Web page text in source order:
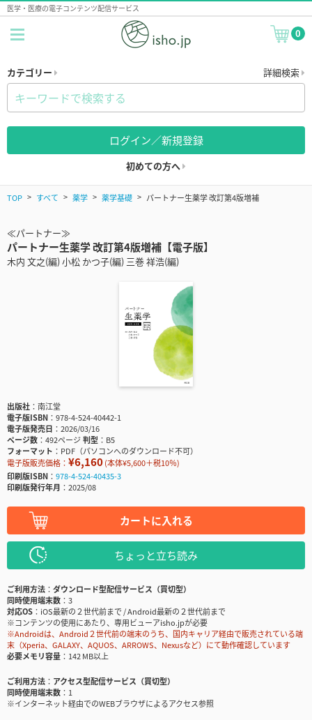
医学・医療の電子コンテンツ配信サービス
0
カテゴリー 詳細検索
ログイン／新規登録
初めての方へ
TOP すべて 薬学 薬学基礎 パートナー生薬学 改訂第4版増補
≪パートナー≫
パートナー生薬学 改訂第4版増補【電子版】
木内 文之(編) 小松 かつ子(編) 三巻 祥浩(編)
出版社
南江堂
電子版ISBN
978-4-524-40442-1
電子版発売日
2026/03/16
ページ数
492ページ判型
B5
フォーマット
PDF（パソコンへのダウンロード不可）
電子版販売価格： ¥6,160(本体¥5,600＋税10％)
印刷版ISBN
978-4-524-40435-3
印刷版発行年月
2025/08
カートに入れる
ちょっと立ち読み
ご利用方法
ダウンロード型配信サービス（買切型）
同時使用端末数
3
対応OS
iOS最新の２世代前まで / Android最新の２世代前まで
※コンテンツの使用にあたり、専用ビューアisho.jpが必要
※Androidは、Android２世代前の端末のうち、国内キャリア経由で販売されている端
末（Xperia、GALAXY、AQUOS、ARROWS、Nexusなど）にて動作確認しています
必要メモリ容量
142 MB以上
ご利用方法
アクセス型配信サービス（買切型）
同時使用端末数
1
※インターネット経由でのWEBブラウザによるアクセス参照